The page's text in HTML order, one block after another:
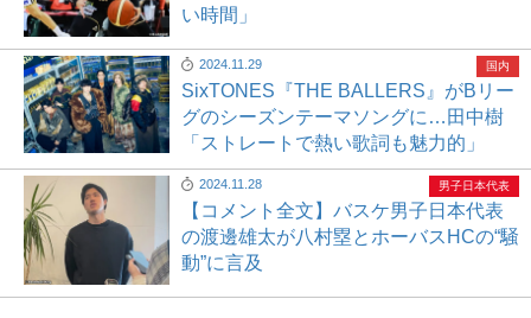
い時間」
2024.11.29
SixTONES『THE BALLERS』がBリー
グのシーズンテーマソングに…田中樹
「ストレートで熱い歌詞も魅力的」
国内
2024.11.28
【コメント全文】バスケ男子日本代表
の渡邊雄太が八村塁とホーバスHCの“騒
動”に言及
男子日本代表